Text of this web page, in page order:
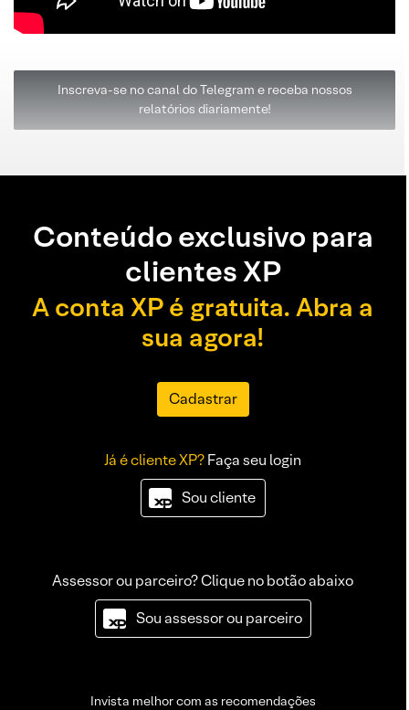
Inscreva-se no canal do Telegram e receba nossos
relatórios diariamente!
Conteúdo exclusivo para
clientes XP
A conta XP é gratuita. Abra a
sua agora!
Cadastrar
Já é cliente XP?Faça seu login
Sou cliente
Assessor ou parceiro? Clique no botão abaixo
Sou assessor ou parceiro
Invista melhor com as recomendações